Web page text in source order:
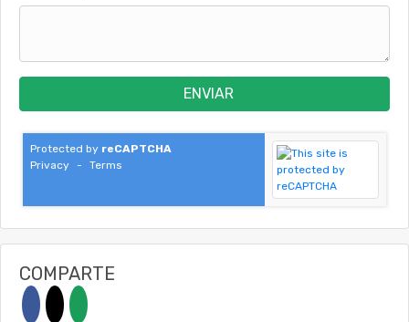
ENVIAR
Protected by reCAPTCHA
Privacy
- Terms
COMPARTE